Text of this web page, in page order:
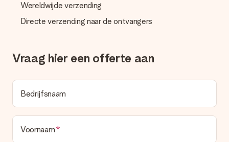
Wordt de factuur met de bestelling meegestuurd?
Er wordt geen factuur meegestuurd bij je bestelling. Je
gerust het cadeau gelijk bij de ontvanger laten afleveren, zo is
het echt een verrassing!
Wereldwijde verzending
Directe verzending naar de ontvangers
Vraag hier een offerte aan
Bedrijfsnaam
Voornaam